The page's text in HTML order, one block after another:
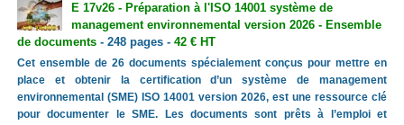
E 17v26 - Préparation à l'ISO 14001 système de
management environnemental version 2026 - Ensemble
de documents- 248 pages - 42 € HT
Cet ensemble de 26 documents spécialement conçus pour mettre en
place et obtenir la certification d’un système de management
environnemental (SME) ISO 14001 version 2026, est une ressource clé
pour documenter le SME. Les documents sont prêts à l’emploi et